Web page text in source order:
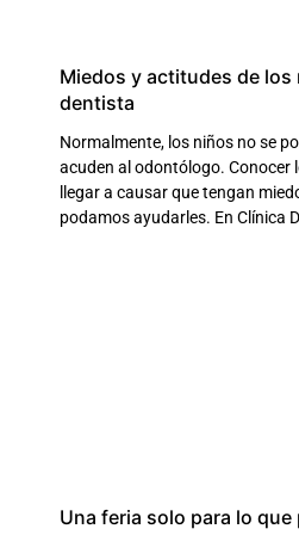
Miedos y actitudes de los
dentista
Normalmente, los niños no se
acuden al odontólogo. Conocer
llegar a causar que tengan
podamos ayudarles. En Clínica
Una feria solo para lo